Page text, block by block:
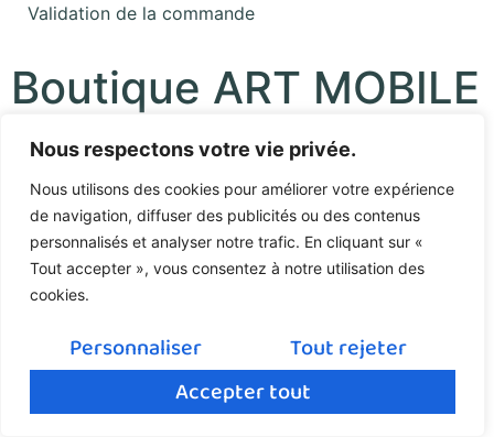
Nous respectons votre vie privée.
Nous utilisons des cookies pour améliorer votre expérience
de navigation, diffuser des publicités ou des contenus
personnalisés et analyser notre trafic. En cliquant sur «
Tout accepter », vous consentez à notre utilisation des
cookies.
Personnaliser
Tout rejeter
Accepter tout
Validation de la commande
Boutique ART MOBILE
Politique de confidentialité